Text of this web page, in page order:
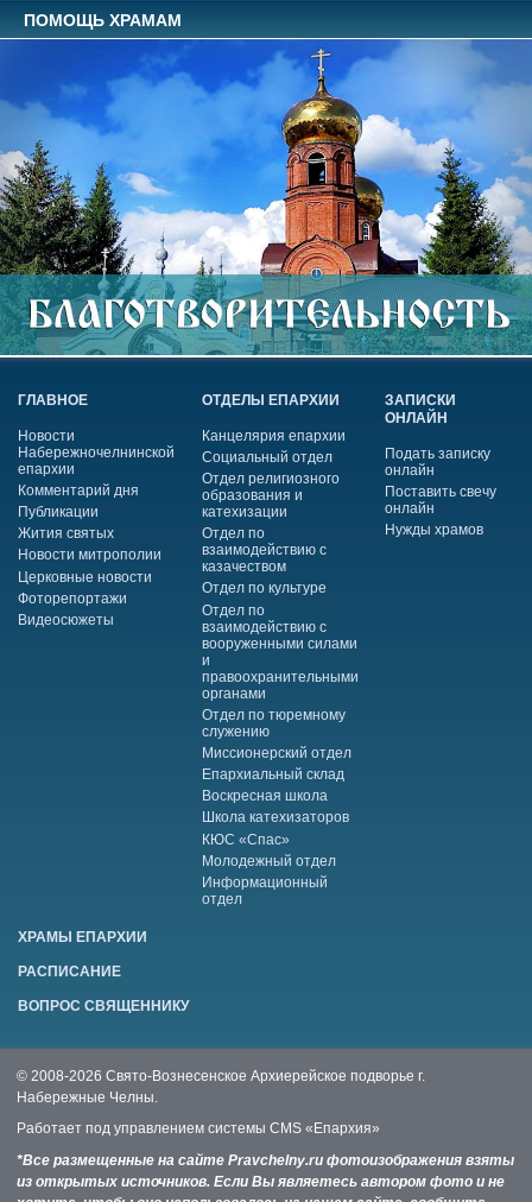
ПОМОЩЬ ХРАМАМ
ГЛАВНОЕ
Новости
Набережночелнинской
епархии
Комментарий дня
Публикации
Жития святых
Новости митрополии
Церковные новости
Фоторепортажи
Видеосюжеты
ОТДЕЛЫ ЕПАРХИИ
Канцелярия епархии
Социальный отдел
Отдел религиозного
образования и
катехизации
Отдел по
взаимодействию с
казачеством
Отдел по культуре
Отдел по
взаимодействию с
вооруженными силами
и
правоохранительными
органами
Отдел по тюремному
служению
Миссионерский отдел
Епархиальный склад
Воскресная школа
Школа катехизаторов
КЮС «Спас»
Молодежный отдел
Информационный
отдел
ЗАПИСКИ
ОНЛАЙН
Подать записку
онлайн
Поставить свечу
онлайн
Нужды храмов
ХРАМЫ ЕПАРХИИ
РАСПИСАНИЕ
ВОПРОС СВЯЩЕННИКУ
© 2008-2026 Свято-Вознесенское Архиерейское подворье г.
Набережные Челны.
Работает под управлением системы CMS «Епархия»
*Все размещенные на сайте Pravchelny.ru фотоизображения взяты
из открытых источников. Если Вы являетесь автором фото и не